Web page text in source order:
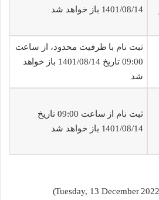
1401/08/14 باز خواهد شد
ثبت نام با ظرفیت محدود، از ساعت
09:00 تاریخ 1401/08/14 باز خواهد
شد
ثبت نام از ساعت 09:00 تاریخ
1401/08/14 باز خواهد شد